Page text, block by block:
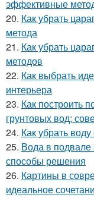
эффективные
20. Как убрать
метода
21. Как убрать
методов
22. Как выбрать
интерьера
23. Как построить
грунтовых вод:
24. Как убрать
25. Вода в
способы решения
26. Картины в
идеальное